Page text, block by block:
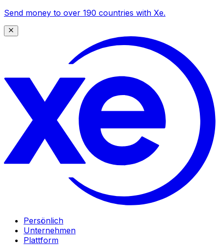
Send money to over 190 countries with Xe.
Persönlich
Unternehmen
Plattform